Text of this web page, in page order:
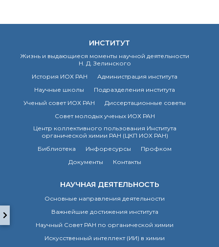
Искусственный
Аддитивные
Электронная
Награды сотрудников
ИОХ РАН
Мероприятия
Конференции
Национальные
Крупный научный
по приоритетным
направлениям НТР РФ
Аспирантура
ИНСТИТУТ
Жизнь и выдающиеся моменты научной деятельности
Н. Д. Зелинского
История ИОХ РАН
Администрация института
Научные школы
Подразделения института
Ученый совет ИОХ РАН
Диссертационные советы
Совет молодых ученых ИОХ РАН
Центр коллективного пользования Института
органической химии РАН (ЦКП ИОХ РАН)
Библиотека
Инфоресурсы
Профком
Документы
Контакты
НАУЧНАЯ ДЕЯТЕЛЬНОСТЬ
Основные направления деятельности
Важнейшие достижения института
Научный Совет РАН по органической химии
Искусственный интеллект (ИИ) в химии